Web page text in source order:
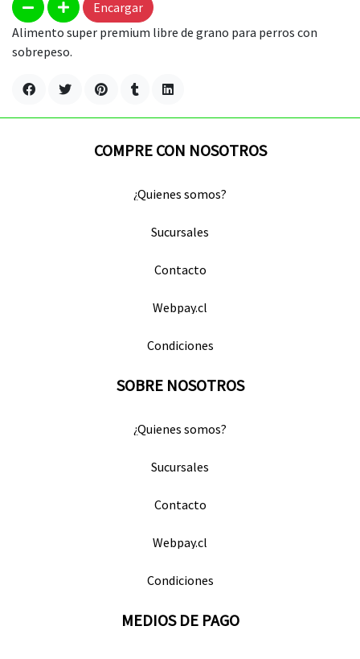
Encargar
Alimento super premium libre de grano para perros con
sobrepeso.
COMPRE CON NOSOTROS
¿Quienes somos?
Sucursales
Contacto
Webpay.cl
Condiciones
SOBRE NOSOTROS
¿Quienes somos?
Sucursales
Contacto
Webpay.cl
Condiciones
MEDIOS DE PAGO